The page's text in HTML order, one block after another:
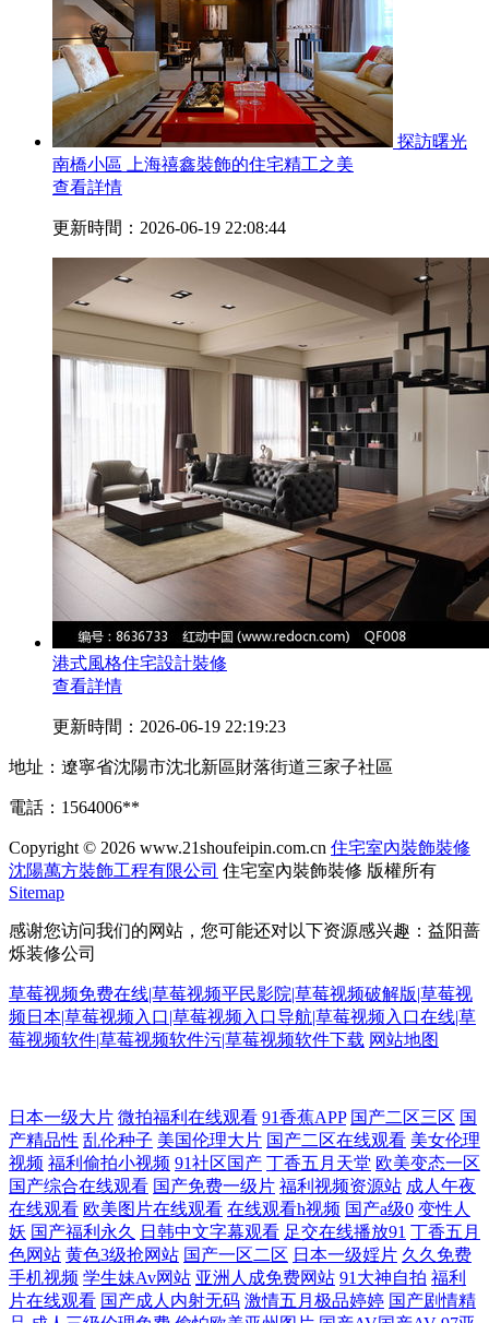
探訪曙光
南橋小區 上海禧鑫裝飾的住宅精工之美
查看詳情
更新時間：2026-06-19 22:08:44
港式風格住宅設計裝修
查看詳情
更新時間：2026-06-19 22:19:23
地址：遼寧省沈陽市沈北新區財落街道三家子社區
電話：1564006**
Copyright © 2026 www.21shoufeipin.com.cn 住宅室內裝飾裝修
沈陽萬方裝飾工程有限公司 住宅室內裝飾裝修 版權所有
Sitemap
感谢您访问我们的网站，您可能还对以下资源感兴趣：益阳蔷
烁装修公司
草莓视频免费在线|草莓视频平民影院|草莓视频破解版|草莓视
频日本|草莓视频入口|草莓视频入口导航|草莓视频入口在线|草
莓视频软件|草莓视频软件污|草莓视频软件下载 网站地图
欧美一欧二欧肏屄 日韩三级中文 国产成人www 91Va久久 麻豆免费在线毛
片 99re超鹏 日韩精品巨乳无码 国产免费美女大片 97色色资源总站 深夜绯
色影院 老司机福利大香蕉 超碰www 亚洲三级av 日本A片色情网站 国产综
合11p 91九色拳交 日韩精品一 综合狼人Av 欧美干b网 福利视频导航黑丝
日本一级大片 微拍福利在线观看 91香蕉APP 国产二区三区 国
产精品性 乱伦种子 美国伦理大片 国产二区在线观看 美女伦理
视频 福利偷拍小视频 91社区国产 丁香五月天堂 欧美变态一区
国产综合在线观看 国产免费一级片 福利视频资源站 成人午夜
在线观看 欧美图片在线观看 在线观看h视频 国产a级0 变性人
妖 国产福利永久 日韩中文字幕观看 足交在线播放91 丁香五月
色网站 黄色3级抢网站 国产一区二区 日本一级婬片 久久免费
手机视频 学生妹Av网站 亚洲人成免费网站 91大神自拍 福利
片在线观看 国产成人内射无码 激情五月极品婷婷 国产剧情精